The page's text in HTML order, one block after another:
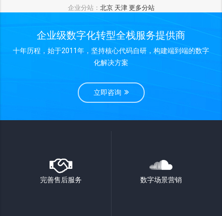
企业分站： 北京 天津 更多分站
企业级数字化转型全栈服务提供商
十年历程，始于2011年，坚持核心代码自研，构建端到端的数字
化解决方案
立即咨询
完善售后服务 数字场景营销